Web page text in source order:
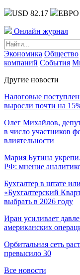
USD 82.17 ЕВРО
Онлайн журнал
Экономика Общество
компаний События
Другие новости
Налоговые
выросли почти на
Олег Михайлов,
в число участников
влиятельности
Мария Бутина
РФ: мнение
Бухгалтер в штате
«Бухгалтерский
выбрать в 2026 году
Иран усиливает
американских
Орбитальная сеть
превысило 30
Все новости